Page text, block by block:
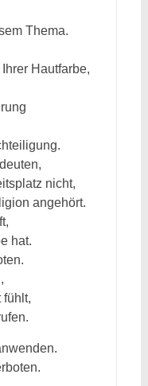
Thema.
Hautfarbe,
nicht,
angehört.
hat.
fühlt,